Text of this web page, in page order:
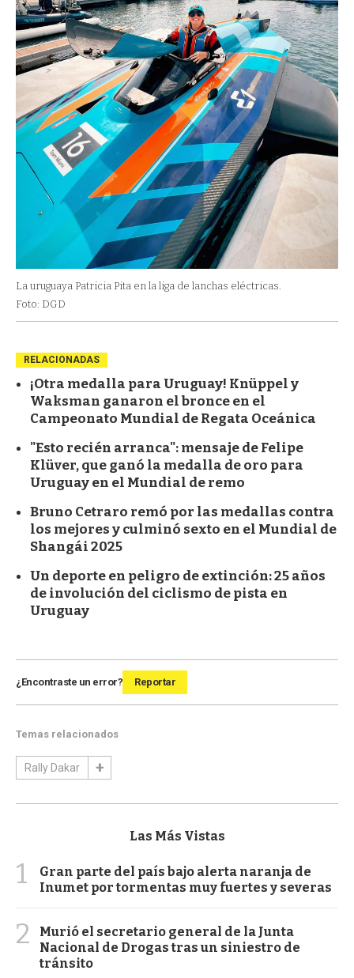
La uruguaya Patricia Pita en la liga de lanchas eléctricas.
Foto: DGD
RELACIONADAS
¡Otra medalla para Uruguay! Knüppel y
Waksman ganaron el bronce en el
Campeonato Mundial de Regata Oceánica
"Esto recién arranca": mensaje de Felipe
Klüver, que ganó la medalla de oro para
Uruguay en el Mundial de remo
Bruno Cetraro remó por las medallas contra
los mejores y culminó sexto en el Mundial de
Shangái 2025
Un deporte en peligro de extinción: 25 años
de involución del ciclismo de pista en
Uruguay
¿Encontraste un error? Reportar
Temas relacionados
Rally Dakar
Las Más Vistas
1
Gran parte del país bajo alerta naranja de
Inumet por tormentas muy fuertes y severas
2
Murió el secretario general de la Junta
Nacional de Drogas tras un siniestro de
tránsito